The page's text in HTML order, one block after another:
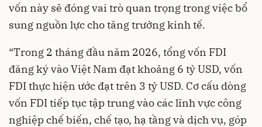
vốn này sẽ đóng vai trò quan trọng trong việc bổ
sung nguồn lực cho tăng trưởng kinh tế.
“Trong 2 tháng đầu năm 2026, tổng vốn FDI
đăng ký vào Việt Nam đạt khoảng 6 tỷ USD, vốn
FDI thực hiện ước đạt trên 3 tỷ USD. Cơ cấu dòng
vốn FDI tiếp tục tập trung vào các lĩnh vực công
nghiệp chế biến, chế tạo, hạ tầng và dịch vụ, góp